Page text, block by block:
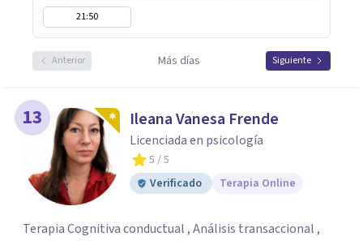
21:50
Anterior Más días Siguiente
13 Ileana Vanesa Frende
Licenciada en psicología
5 / 5
Verificado
Terapia Online
Terapia Cognitiva conductual , Análisis transaccional ,